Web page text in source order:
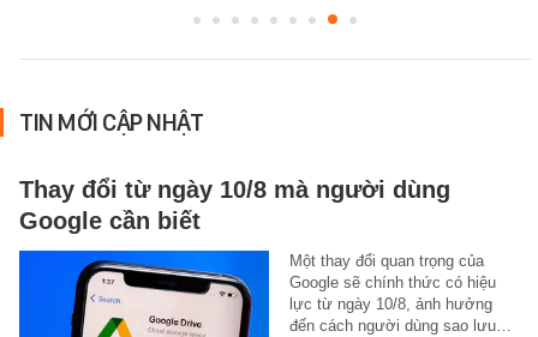
TIN MỚI CẬP NHẬT
Thay đổi từ ngày 10/8 mà người dùng
Google cần biết
Một thay đổi quan trọng của
Google sẽ chính thức có hiệu
lực từ ngày 10/8, ảnh hưởng
đến cách người dùng sao lưu…